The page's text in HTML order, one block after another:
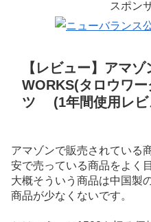
スポン
【レビュー】アマ
WORKS(タロウワ
ツ (1年間使用レビ
アマゾンで販売されている
安で売っている商品をよく
大概そういう商品は中国製
商品が少なくないです。